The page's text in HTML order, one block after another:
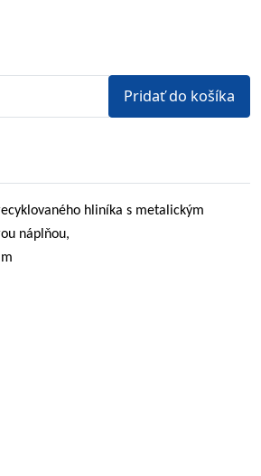
Pridať do košíka
hliníka s metalickým
náplňou,